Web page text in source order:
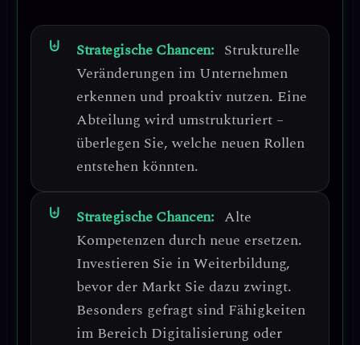
Strategische Chancen: Strukturelle
Veränderungen im Unternehmen
erkennen und proaktiv nutzen. Eine
Abteilung wird umstrukturiert –
überlegen Sie, welche neuen Rollen
entstehen könnten.
Strategische Chancen: Alte
Kompetenzen durch neue ersetzen.
Investieren Sie in Weiterbildung,
bevor der Markt Sie dazu zwingt.
Besonders gefragt sind Fähigkeiten
im Bereich Digitalisierung oder